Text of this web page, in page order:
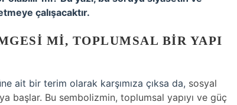
çalışacaktır.
MI, TOPLUMSAL BIR YAPI
ait bir terim olarak karşımıza çıksa da, sosyal
başlar. Bu sembolizmin, toplumsal yapıyı ve güç